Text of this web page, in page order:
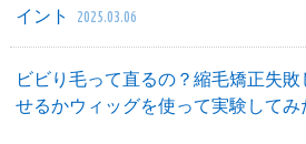
イント
2025.03.06
ビビり毛って直るの？縮毛矯正失
せるかウィッグを使って実験してみ